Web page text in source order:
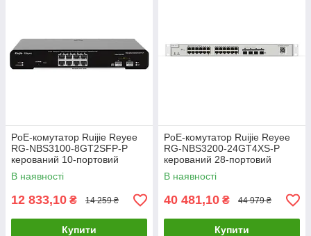
PoE-комутатор Ruijie Reyee
RG-NBS3100-8GT2SFP-P
керований 10-портовий
В наявності
12 833,10 ₴ 14 259 ₴
Купити
PoE-комутатор Ruijie Reyee
RG-NBS3200-24GT4XS-P
керований 28-портовий
В наявності
40 481,10 ₴ 44 979 ₴
Купити